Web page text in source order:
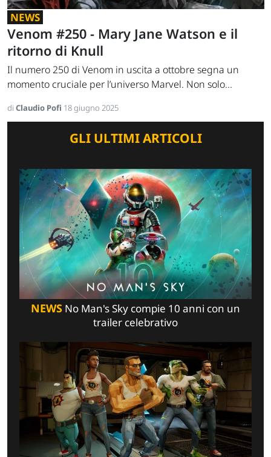
NEWS
Venom #250 - Mary Jane Watson e il
ritorno di Knull
Il numero 250 di Venom in uscita a ottobre segna un
momento cruciale per l’universo Marvel. Non solo...
di Claudio Pofi 18 giugno 2025
GLI ULTIMI ARTICOLI
NEWS No Man's Sky compie 10 anni con un
trailer celebrativo